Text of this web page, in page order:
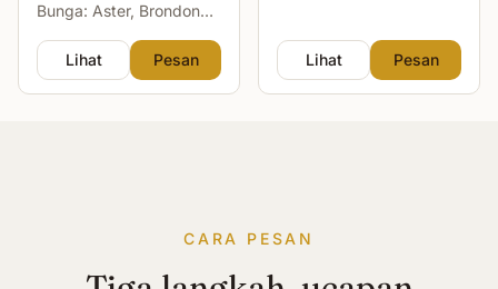
Bunga: Aster, Brondong,
Lihat
Pesan Lihat Pesan
CARA PESAN